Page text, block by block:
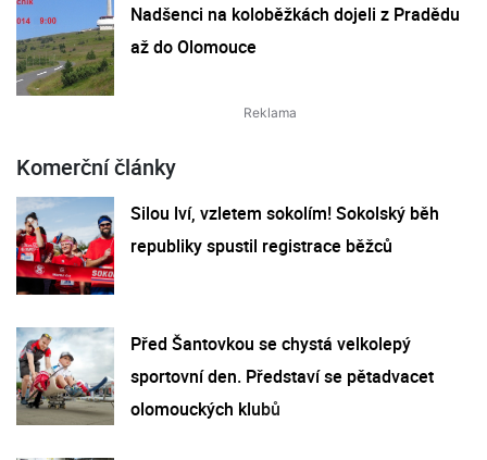
Nadšenci na koloběžkách dojeli z Pradědu
až do Olomouce
Komerční články
Silou lví, vzletem sokolím! Sokolský běh
republiky spustil registrace běžců
Před Šantovkou se chystá velkolepý
sportovní den. Představí se pětadvacet
olomouckých klubů